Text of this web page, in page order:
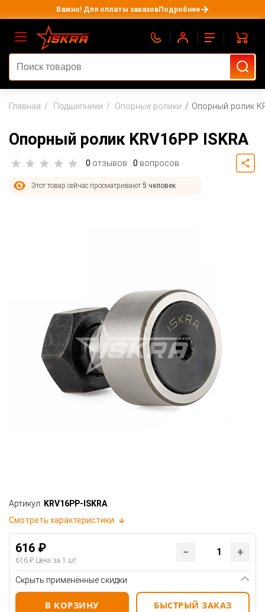
Важно! Для оплаты заказовПодробнее
Главная Подшипники Опорные ролики Опорный ролик
Опорный ролик KRV16PP ISKRA
0 отзывов 0 вопросов
Этот товар сейчас просматривают5 человек
Артикул: KRV16PP-ISKRA
Смотреть характеристики
616 ₽
616 ₽ Цена за 1 шт
Скрыть применённые скидки
В КОРЗИНУ БЫСТРЫЙ ЗАКАЗ